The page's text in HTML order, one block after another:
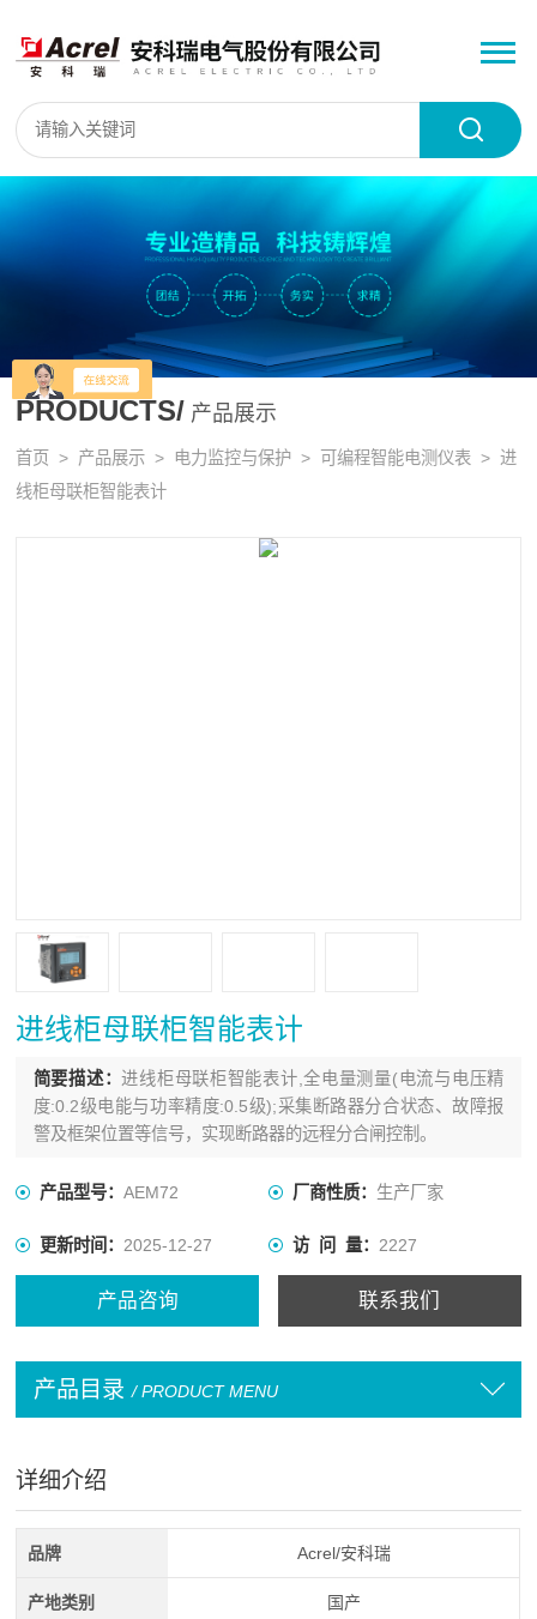
PRODUCTS/ 产品展示
首页 > 产品展示 > 电力监控与保护 > 可编程智能电测仪表 > 进
线柜母联柜智能表计
进线柜母联柜智能表计
简要描述：进线柜母联柜智能表计,全电量测量(电流与电压精
度:0.2级电能与功率精度:0.5级);采集断路器分合状态、故障报
警及框架位置等信号，实现断路器的远程分合闸控制。
产品型号：AEM72 厂商性质： 生产厂家
更新时间：2025-12-27 访 问 量： 2227
产品咨询 联系我们
产品目录 / PRODUCT MENU
详细介绍
品牌 Acrel/安科瑞
产地类别 国产